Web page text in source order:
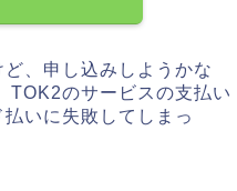
、申し込みしようかな
TOK2のサービスの支払い
いに失敗してしまっ